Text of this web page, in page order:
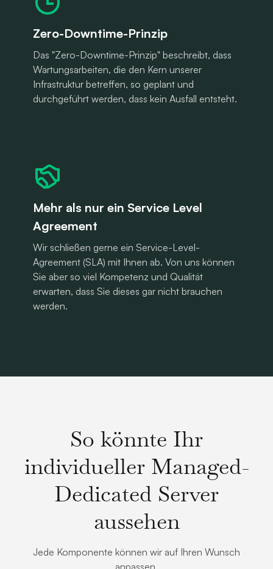
Zero-Downtime-Prinzip
Das "Zero-Downtime-Prinzip" beschreibt, dass
Wartungsarbeiten, die den Kern unserer
Infrastruktur betreffen, so geplant und
durchgeführt werden, dass kein Ausfall entsteht.
Mehr als nur ein Service Level
Agreement
Wir schließen gerne ein Service-Level-
Agreement (SLA) mit Ihnen ab. Von uns können
Sie aber so viel Kompetenz und Qualität
erwarten, dass Sie dieses gar nicht brauchen
werden.
So könnte Ihr
individueller Managed-
Dedicated Server
aussehen
Jede Komponente können wir auf Ihren Wunsch
anpassen,